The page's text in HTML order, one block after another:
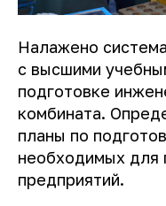
Налажено
с высшими
подготовке
комбината.
планы по
необходимых для
предприятий.